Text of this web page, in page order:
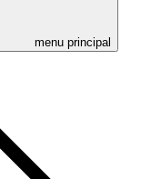
menu principal